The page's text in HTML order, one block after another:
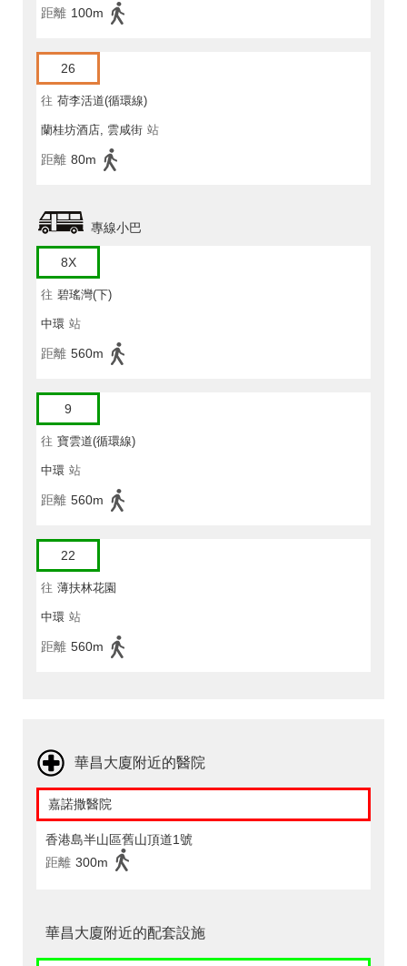
距離 100m
26
往 荷李活道(循環線)
蘭桂坊酒店, 雲咸街 站
距離 80m
專線小巴
8X
往 碧瑤灣(下)
中環 站
距離 560m
9
往 寶雲道(循環線)
中環 站
距離 560m
22
往 薄扶林花園
中環 站
距離 560m
華昌大廈附近的醫院
嘉諾撒醫院
香港島半山區舊山頂道1號
距離 300m
華昌大廈附近的配套設施